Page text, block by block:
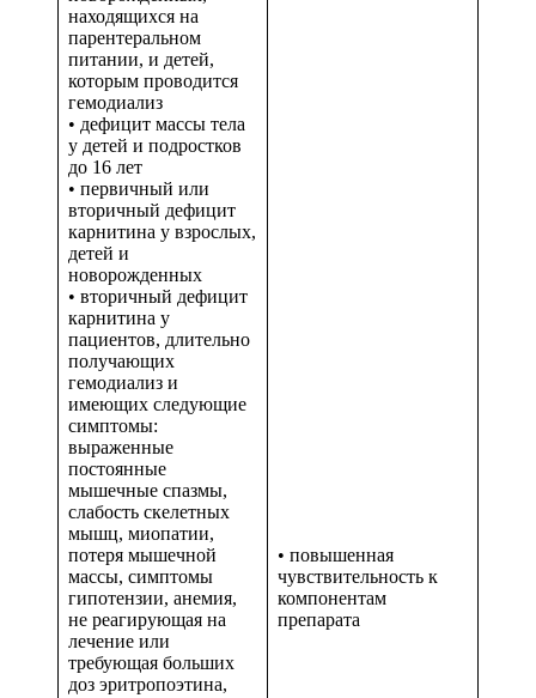
находящихся на
парентеральном
питании, и детей,
которым проводится
гемодиализ
• дефицит массы тела
у детей и подростков
до 16 лет
• первичный или
вторичный дефицит
карнитина у взрослых,
детей и
новорожденных
• вторичный дефицит
карнитина у
пациентов, длительно
получающих
гемодиализ и
имеющих следующие
симптомы:
выраженные
постоянные
мышечные спазмы,
слабость скелетных
мышц, миопатии,
потеря мышечной
массы, симптомы
гипотензии, анемия,
не реагирующая на
лечение или
требующая больших
доз эритропоэтина,
• повышенная
чувствительность к
компонентам
препарата